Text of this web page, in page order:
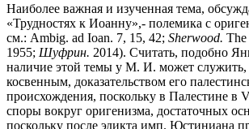
Наиболее важная и изученная тема,
«Трудностях к Иоанну»,- полемика с
см.: Ambig. ad Ioan. 7, 15, 42; Sherwood. The
1955; Шуфрин. 2014). Считать, подобно
наличие этой темы у М. И. может служить,
косвенным, доказательством его
происхождения, поскольку в Палестине в
споры вокруг оригенизма, достаточных
поскольку после эдикта имп. Юстиниана